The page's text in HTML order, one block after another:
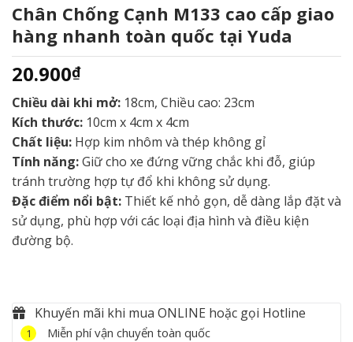
Chân Chống Cạnh M133 cao cấp giao
hàng nhanh toàn quốc tại Yuda
20.900₫
Chiều dài khi mở: 18cm, Chiều cao: 23cm
Kích thước: 10cm x 4cm x 4cm
Chất liệu: Hợp kim nhôm và thép không gỉ
Tính năng:Giữ cho xe đứng vững chắc khi đỗ, giúp
tránh trường hợp tự đổ khi không sử dụng.
Đặc điểm nổi bật: Thiết kế nhỏ gọn, dễ dàng lắp đặt và
sử dụng, phù hợp với các loại địa hình và điều kiện
đường bộ.
Khuyến mãi khi mua ONLINE hoặc gọi Hotline
1 Miễn phí vận chuyển toàn quốc